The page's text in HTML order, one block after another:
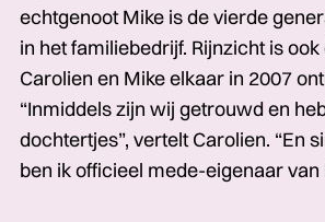
echtgenoot Mike is de vierde
in het familiebedrijf. Rijnzicht is
Carolien en Mike elkaar in 2007
“Inmiddels zijn wij getrouwd en
dochtertjes”, vertelt Carolien. “En
ben ik officieel mede-eigenaar van